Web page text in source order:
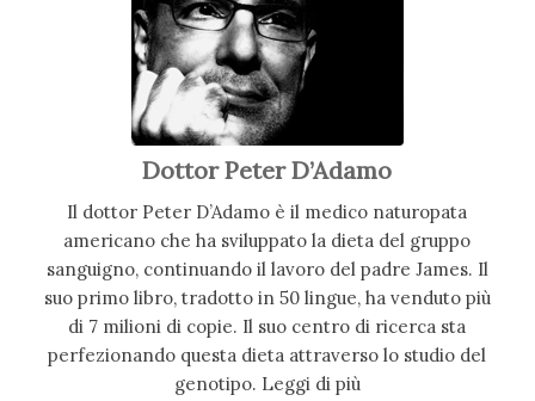
Dottor Peter D’Adamo
Il dottor Peter D’Adamo è il medico naturopata
americano che ha sviluppato la dieta del gruppo
sanguigno, continuando il lavoro del padre James. Il
suo primo libro, tradotto in 50 lingue, ha venduto più
di 7 milioni di copie. Il suo centro di ricerca sta
perfezionando questa dieta attraverso lo studio del
genotipo. Leggi di più